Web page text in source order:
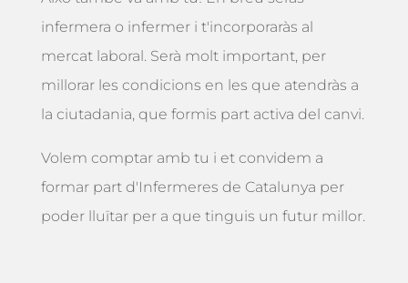
infermera o infermer i t'incorporaràs al
mercat laboral. Serà molt important, per
millorar les condicions en les que atendràs a
la ciutadania, que formis part activa del canvi.
Volem comptar amb tu i et convidem a
formar part d'Infermeres de Catalunya per
poder lluïtar per a que tinguis un futur millor.